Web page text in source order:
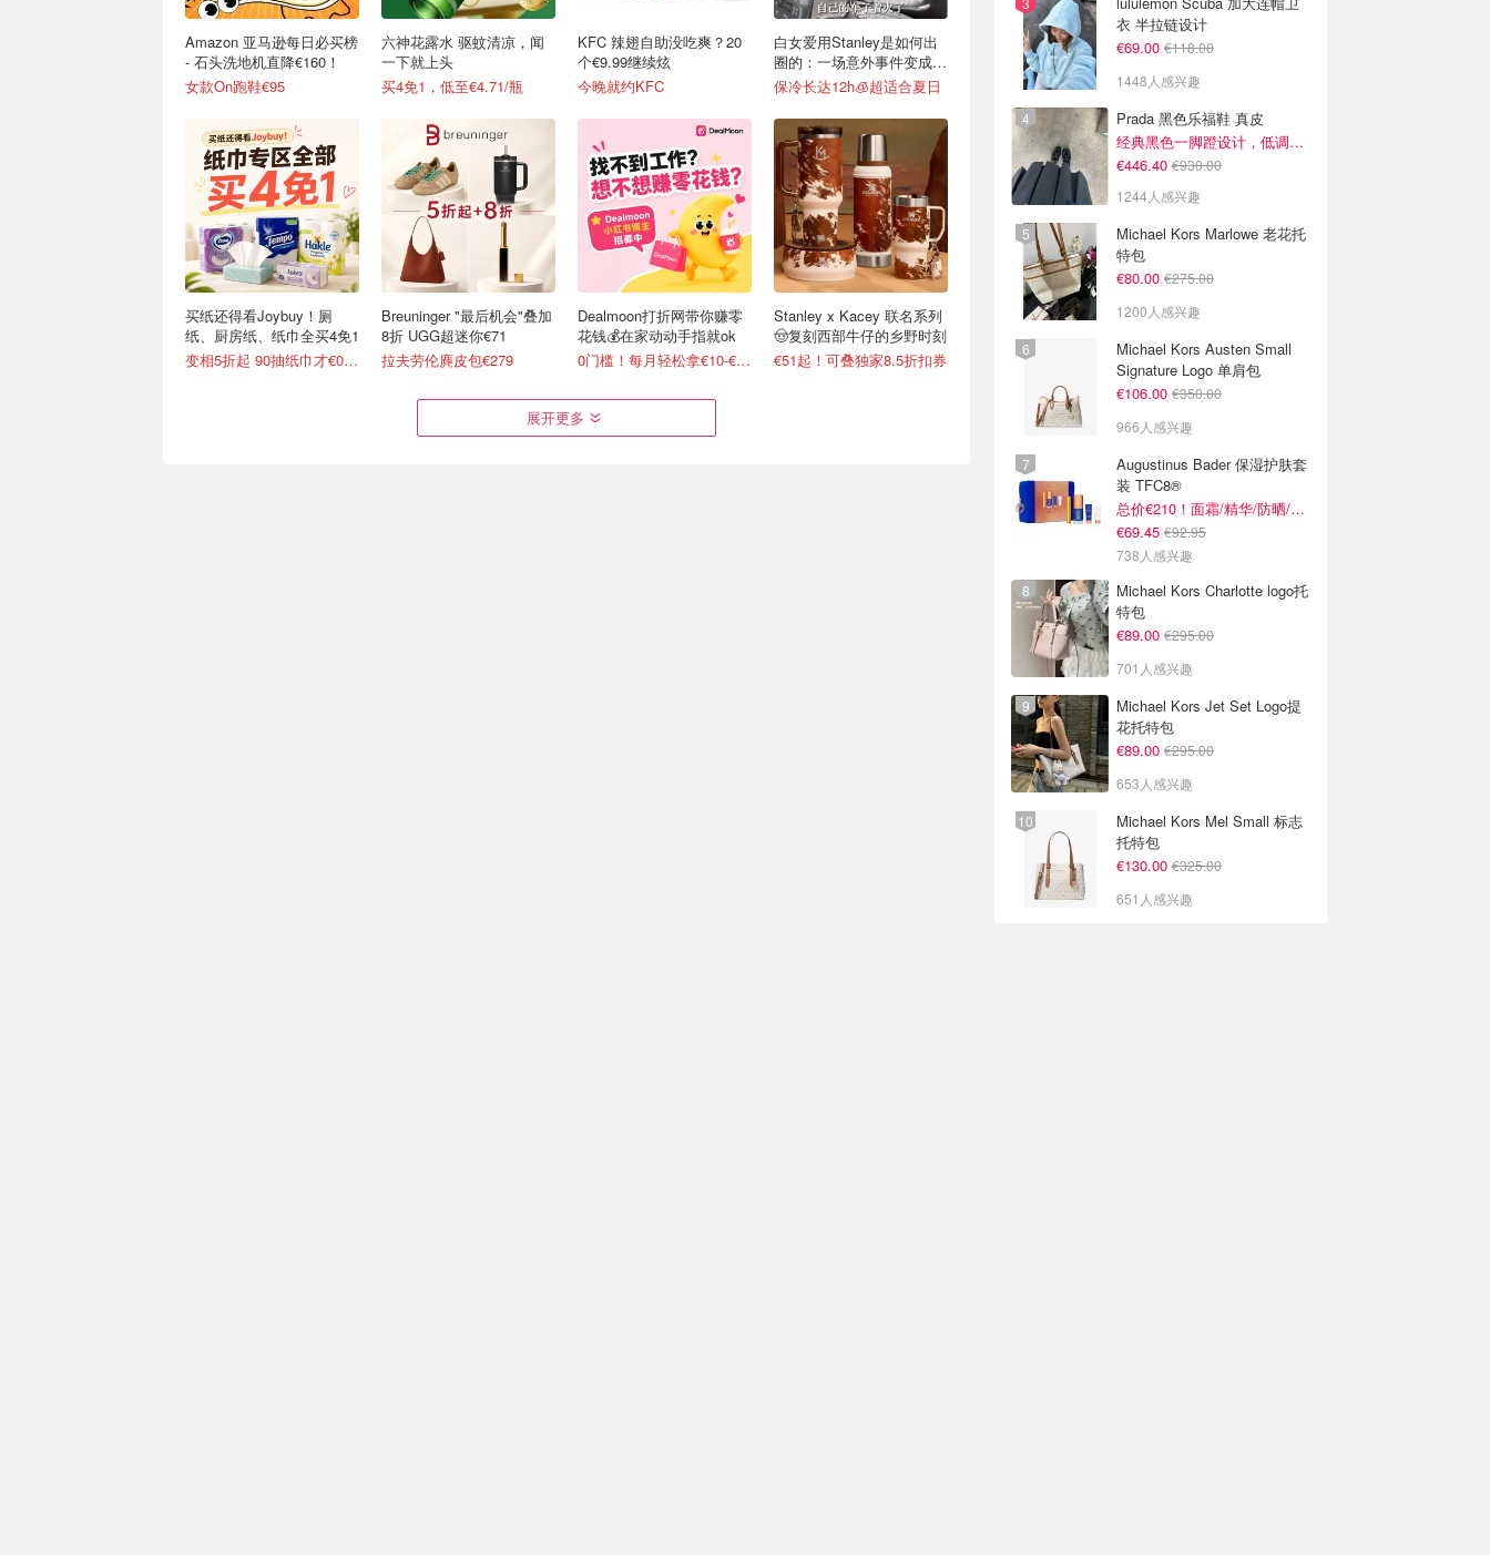
Amazon 亚马逊每日必买榜
- 石头洗地机直降€160！
女款On跑鞋€95
买纸还得看Joybuy！厕
纸、厨房纸、纸巾全买4免1
变相5折起 90抽纸巾才€0.22/包
六神花露水 驱蚊清凉，闻
一下就上头
买4免1，低至€4.71/瓶
Breuninger "最后机会"叠加
8折 UGG超迷你€71
拉夫劳伦麂皮包€279
KFC 辣翅自助没吃爽？20
个€9.99继续炫
今晚就约KFC
Dealmoon打折网带你赚零
花钱💰在家动动手指就ok
0门槛！每月轻松拿€10-€100
白女爱用Stanley是如何出
圈的：一场意外事件变成顶
级营销案例
保冷长达12h🧊超适合夏日
Stanley x Kacey 联名系列
🤠复刻西部牛仔的乡野时刻
€51起！可叠独家8.5折扣券
展开更多
衣 半拉链设计
€69.00 €118.00
1448人感兴趣
Prada 黑色乐福鞋 真皮
经典黑色一脚蹬设计，低调百搭又高级
€446.40 €930.00
1244人感兴趣
Michael Kors Marlowe 老花托
特包
€80.00 €275.00
1200人感兴趣
Michael Kors Austen Small
Signature Logo 单肩包
€106.00 €350.00
966人感兴趣
Augustinus Bader 保湿护肤套
装 TFC8®
总价€210！面霜/精华/防晒/面膜
€69.45 €92.95
738人感兴趣
Michael Kors Charlotte logo托
特包
€89.00 €295.00
701人感兴趣
Michael Kors Jet Set Logo提
花托特包
€89.00 €295.00
653人感兴趣
Michael Kors Mel Small 标志
托特包
€130.00 €325.00
651人感兴趣